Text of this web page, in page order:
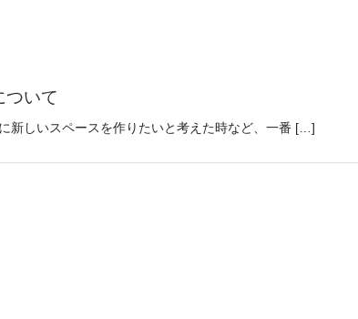
ついて
新しいスペースを作りたいと考えた時など、一番 […]